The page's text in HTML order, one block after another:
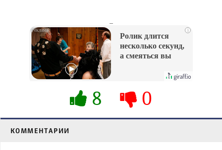
i
Ролик длится
несколько секунд,
а смеяться вы
8 0
КОММЕНТАРИИ